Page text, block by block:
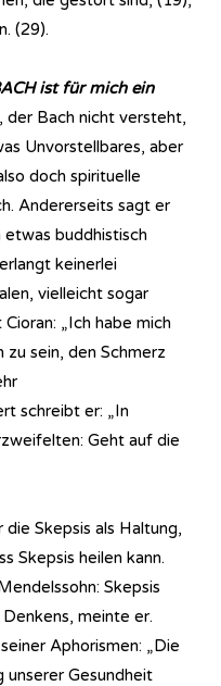
(29).
ist für mich ein
der Bach nicht versteht,
Unvorstellbares, aber
doch spirituelle
Andererseits sagt er
buddhistisch
keinerlei
vielleicht sogar
„Ich habe mich
sein, den Schmerz
schreibt er: „In
Geht auf die
Skepsis als Haltung,
Skepsis heilen kann.
Skepsis
meinte er.
Aphorismen: „Die
unserer Gesundheit